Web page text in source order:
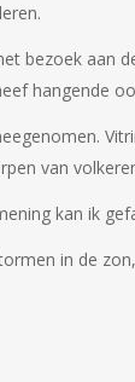
bezoek aan
hangende
van
kan ik
in de